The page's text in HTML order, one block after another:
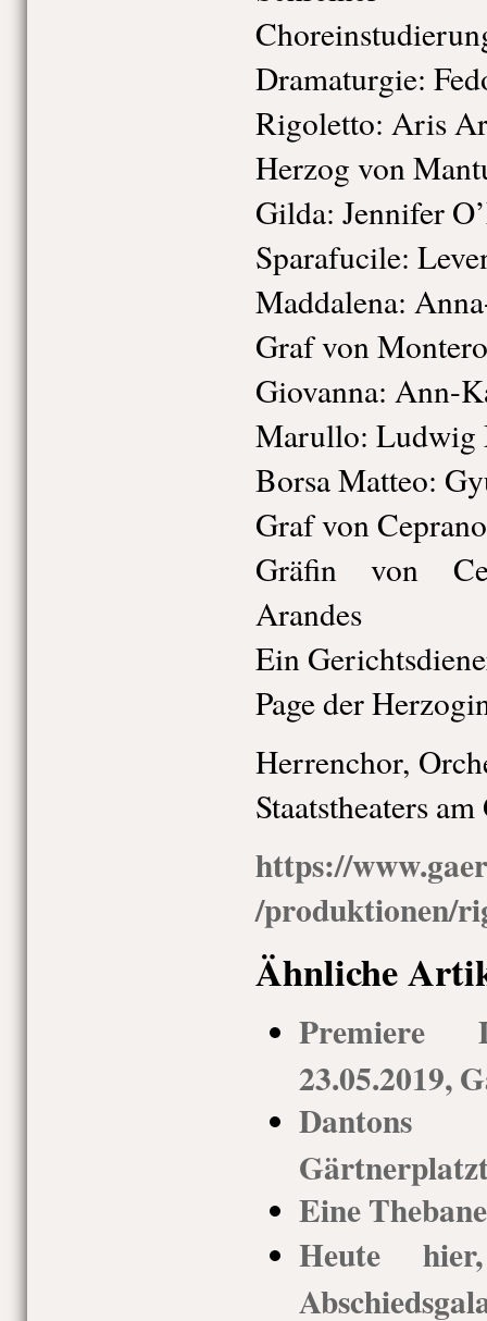
Dramaturgie:
Rigoletto: Aris
Herzog von
Gilda: Jennifer
Sparafucile:
Maddalena:
Graf von
Giovanna: Ann-
Marullo: Ludwig
Borsa Matteo:
Graf von
Gräfin von
Arandes
Ein
Page der
Herrenchor,
Staatstheaters
https://
/produktionen/
Ähnliche
23.05.2019,
Dantons
Eine
Heute